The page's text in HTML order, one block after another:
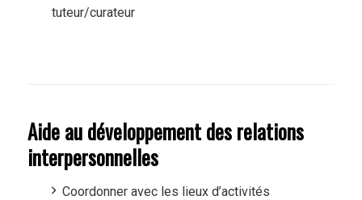
tuteur/curateur
Aide au développement des relations
interpersonnelles
Coordonner avec les lieux d’activités